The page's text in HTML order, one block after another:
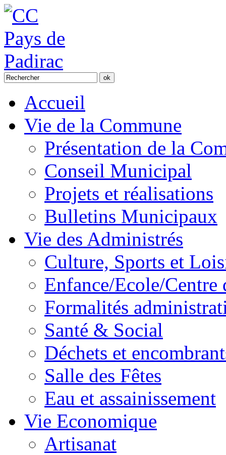
Accueil
Vie de la Commune
Présentation de la
Conseil Municipal
Projets et réalisations
Bulletins Municipaux
Vie des Administrés
Culture, Sports et
Enfance/Ecole/Centre
Formalités
Santé & Social
Déchets et
Salle des Fêtes
Eau et assainissement
Vie Economique
Artisanat